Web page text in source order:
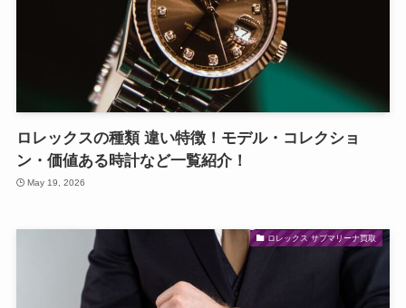
ロレックスの種類 違い特徴！モデル・コレクショ
ン・価値ある時計など一覧紹介！
May 19, 2026
ロレックス サブマリーナ買取